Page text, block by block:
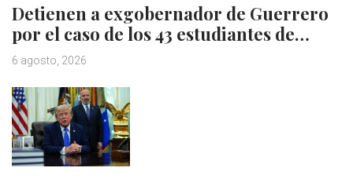
Detienen a exgobernador de Guerrero
por el caso de los 43 estudiantes de…
6 agosto, 2026